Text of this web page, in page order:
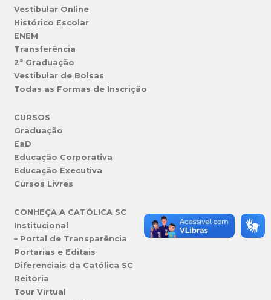
Vestibular Online
Histórico Escolar
ENEM
Transferência
2ª Graduação
Vestibular de Bolsas
Todas as Formas de Inscrição
CURSOS
Graduação
EaD
Educação Corporativa
Educação Executiva
Cursos Livres
CONHEÇA A CATÓLICA SC
Institucional
– Portal de Transparência
Portarias e Editais
Diferenciais da Católica SC
Reitoria
Tour Virtual